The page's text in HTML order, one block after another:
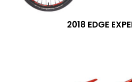
2018 EDGE